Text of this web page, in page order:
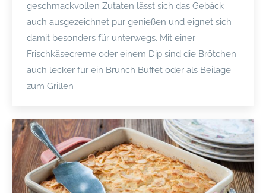
geschmackvollen Zutaten lässt sich das Gebäck
auch ausgezeichnet pur genießen und eignet sich
damit besonders für unterwegs. Mit einer
Frischkäsecreme oder einem Dip sind die Brötchen
auch lecker für ein Brunch Buffet oder als Beilage
zum Grillen